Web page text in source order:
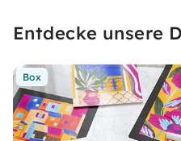
Entdecke unsere
Box